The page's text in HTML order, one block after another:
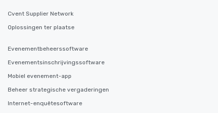
Cvent Supplier Network
Oplossingen ter plaatse
Evenementbeheerssoftware
Evenementsinschrijvingssoftware
Mobiel evenement-app
Beheer strategische vergaderingen
Internet-enquêtesoftware